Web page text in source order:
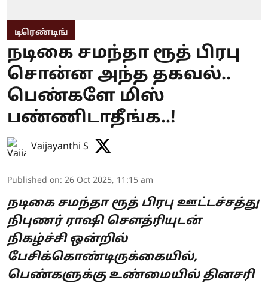
டிரெண்டிங்
நடிகை சமந்தா ரூத் பிரபு
சொன்ன அந்த தகவல்..
பெண்களே மிஸ்
பண்ணிடாதீங்க..!
Vaijayanthi S
Published on: 26 Oct 2025, 11:15 am
நடிகை சமந்தா ரூத் பிரபு ஊட்டச்சத்து
நிபுணர் ராஷி சௌத்ரியுடன்
நிகழ்ச்சி ஒன்றில்
பேசிக்கொண்டிருக்கையில்,
பெண்களுக்கு உண்மையில் தினசரி